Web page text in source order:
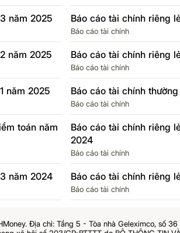
năm 2025 Báo cáo tài chính riêng
Báo cáo tài chính
năm 2025 Báo cáo tài chính riêng
Báo cáo tài chính
năm 2025 Báo cáo tài chính
Báo cáo tài chính
toán năm
Báo cáo tài chính riêng
2024
Báo cáo tài chính
năm 2024 Báo cáo tài chính riêng
Báo cáo tài chính
Địa chỉ: Tầng 5 - Tòa nhà Geleximco, số 36